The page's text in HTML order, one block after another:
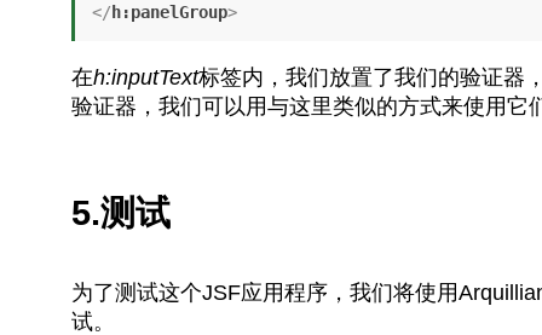
</ h:panelGroup>
在h:inputText标签内，我们放置了我们的验证器
验证器，我们可以用与这里类似的方式来使用它
5.测试
为了测试这个JSF应用程序，我们将使用
试。